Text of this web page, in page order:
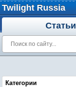
Twilight Russia
Статьи
Категории